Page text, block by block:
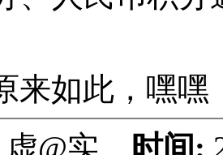
来如此，嘿
虚@实 时间: